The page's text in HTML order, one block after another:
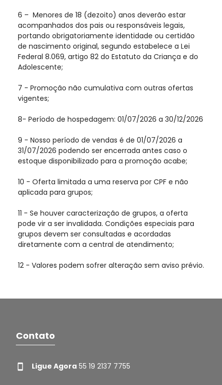
6 – Menores de 18 (dezoito) anos deverão estar
acompanhados dos pais ou responsáveis legais,
portando obrigatoriamente identidade ou certidão
de nascimento original, segundo estabelece a Lei
Federal 8.069, artigo 82 do Estatuto da Criança e do
Adolescente;
7 - Promoção não cumulativa com outras ofertas
vigentes;
8- Período de hospedagem: 01/07/2026 a 30/12/2026
9 - Nosso período de vendas é de 01/07/2026 a
31/07/2026 podendo ser encerrada antes caso o
estoque disponibilizado para a promoção acabe;
10 - Oferta limitada a uma reserva por CPF e não
aplicada para grupos;
11 - Se houver caracterização de grupos, a oferta
pode vir a ser invalidada. Condições especiais para
grupos devem ser consultadas e acordadas
diretamente com a central de atendimento;
12 - Valores podem sofrer alteração sem aviso prévio.
Contato
Ligue Agora 55 19 2137 7755